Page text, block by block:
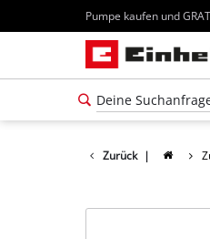
Pumpe kaufen und
Zurück |